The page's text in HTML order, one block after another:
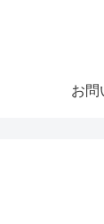
お問